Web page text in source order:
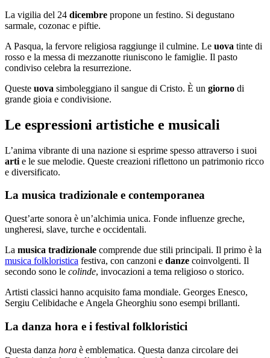
La vigilia del 24 dicembre propone un festino. Si degustano
sarmale, cozonac e piftie.
A Pasqua, la fervore religiosa raggiunge il culmine. Le uova tinte di
rosso e la messa di mezzanotte riuniscono le famiglie. Il pasto
condiviso celebra la resurrezione.
Queste uova simboleggiano il sangue di Cristo. È un giorno di
grande gioia e condivisione.
Le espressioni artistiche e musicali
L’anima vibrante di una nazione si esprime spesso attraverso i suoi
arti e le sue melodie. Queste creazioni riflettono un patrimonio ricco
e diversificato.
La musica tradizionale e contemporanea
Quest’arte sonora è un’alchimia unica. Fonde influenze greche,
ungheresi, slave, turche e occidentali.
La musica tradizionale comprende due stili principali. Il primo è la
musica folkloristica festiva, con canzoni e danze coinvolgenti. Il
secondo sono le colinde, invocazioni a tema religioso o storico.
Artisti classici hanno acquisito fama mondiale. Georges Enesco,
Sergiu Celibidache e Angela Gheorghiu sono esempi brillanti.
La danza hora e i festival folkloristici
Questa danza hora è emblematica. Questa danza circolare dei